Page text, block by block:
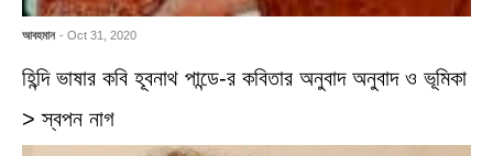
আবহমান - Oct 31, 2020
হিন্দি ভাষার কবি হূবনাথ পান্ডে-র কবিতার অনুবাদ অনুবাদ ও ভূমিকা
> স্বপন নাগ